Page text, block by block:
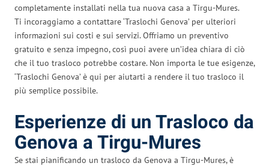
completamente installati nella tua nuova casa a Tirgu-Mures.
Ti incoraggiamo a contattare ‘Traslochi Genova’ per ulteriori
informazioni sui costi e sui servizi. Offriamo un preventivo
gratuito e senza impegno, così puoi avere un’idea chiara di ciò
che il tuo trasloco potrebbe costare. Non importa le tue esigenze,
‘Traslochi Genova’ è qui per aiutarti a rendere il tuo trasloco il
più semplice possibile.
Esperienze di un Trasloco da
Genova a Tirgu-Mures
Se stai pianificando un trasloco da Genova a Tirgu-Mures, è